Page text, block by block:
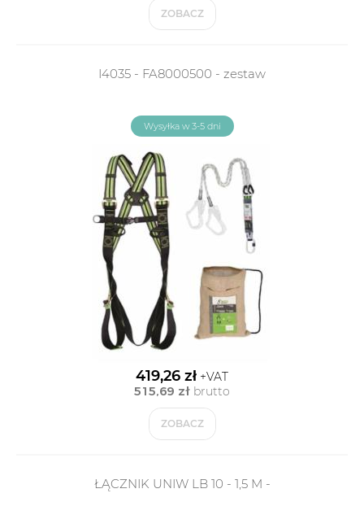
ZOBACZ
I4035 - FA8000500 - zestaw
Wysyłka w 3-5 dni
419,26 zł +VAT
515,69 zł brutto
ZOBACZ
ŁĄCZNIK UNIW LB 10 - 1,5 M -